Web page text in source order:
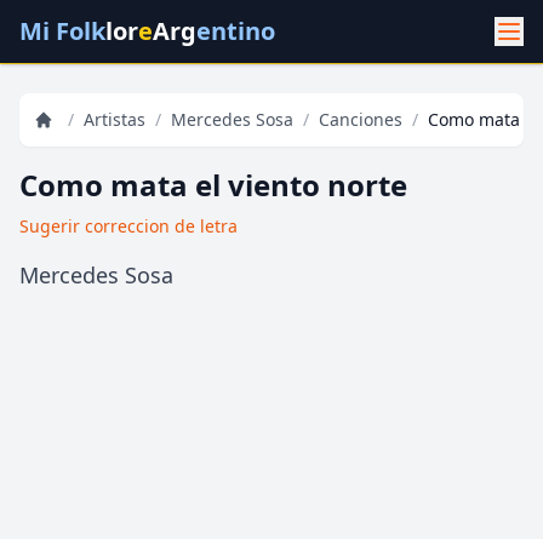
Mi FolkloreArgentino
/ Artistas / Mercedes Sosa / Canciones / Como mata
Como mata el viento norte
Sugerir correccion de letra
Mercedes Sosa